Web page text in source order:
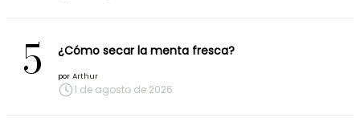
5 ¿Cómo secar la menta fresca?
por Arthur
1 de agosto de 2026